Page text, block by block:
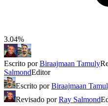
3.04%
Escrito porBiraajmaan Tamuly
SalmondEditor
Escrito porBiraajmaan
Revisado porRay Salmond